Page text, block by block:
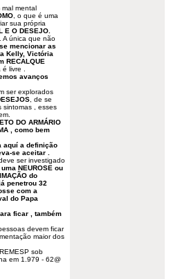
mental
, o que é uma
sua própria
E O DESEJO.
A única que não
mencionar as
Kelly, Victória
RECALQUE
livre .
avanços
ser explorados
, de se
sintomas , esses
DO ARMÁRIO
, como bem
aquí a definição
se aceitar .
ser investigado
NEUROSE ou
do
penetrou 32
com a
do Papa
ficar , também
devem ficar
maior dos
sob
em 1.979 - 62@